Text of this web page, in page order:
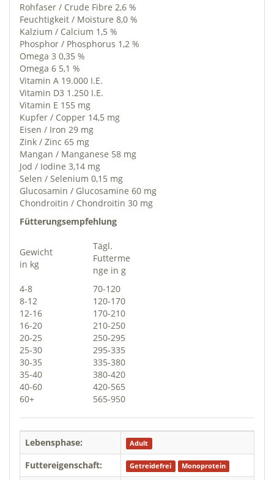
Rohfaser / Crude Fibre 2,6 %
Feuchtigkeit / Moisture 8,0 %
Kalzium / Calcium 1,5 %
Phosphor / Phosphorus 1,2 %
Omega 3 0,35 %
Omega 6 5,1 %
Vitamin A 19.000 I.E.
Vitamin D3 1.250 I.E.
Vitamin E 155 mg
Kupfer / Copper 14,5 mg
Eisen / Iron 29 mg
Zink / Zinc 65 mg
Mangan / Manganese 58 mg
Jod / Iodine 3,14 mg
Selen / Selenium 0,15 mg
Glucosamin / Glucosamine 60 mg
Chondroitin / Chondroitin 30 mg
Fütterungsempfehlung
Gewicht
in kg
Tägl.
Futterme
nge in g
4-8
70-120
8-12
120-170
12-16
170-210
16-20
210-250
20-25
250-295
25-30
295-335
30-35
335-380
35-40
380-420
40-60
420-565
60+
565-950
Lebensphase: Adult
Futtereigenschaft: Getreidefrei Monoprotein